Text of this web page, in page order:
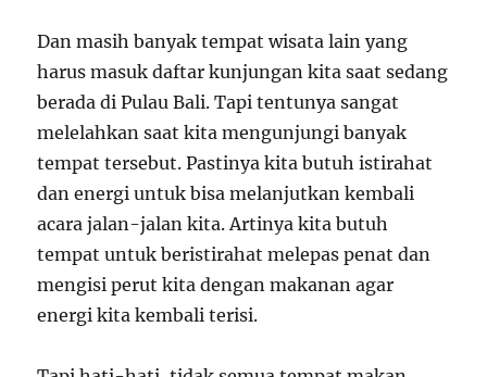
Dan masih banyak tempat wisata lain yang
harus masuk daftar kunjungan kita saat sedang
berada di Pulau Bali. Tapi tentunya sangat
melelahkan saat kita mengunjungi banyak
tempat tersebut. Pastinya kita butuh istirahat
dan energi untuk bisa melanjutkan kembali
acara jalan-jalan kita. Artinya kita butuh
tempat untuk beristirahat melepas penat dan
mengisi perut kita dengan makanan agar
energi kita kembali terisi.